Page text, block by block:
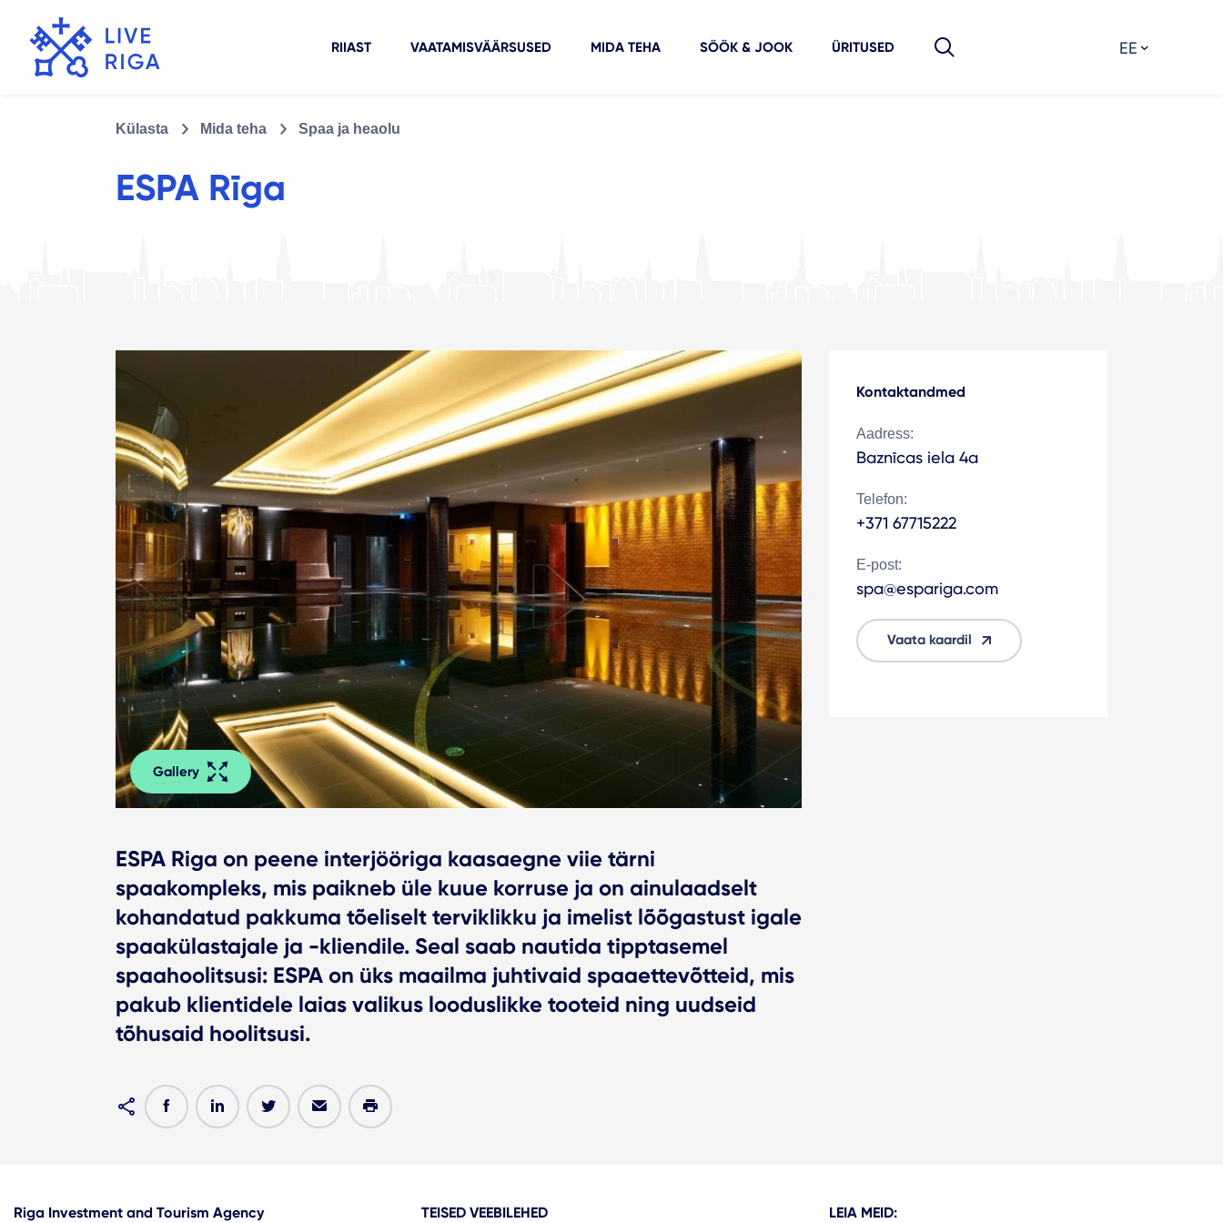
RIIAST VAATAMISVÄÄRSUSED MIDA TEHA SÖÖK & JOOK ÜRITUSED EE
Külasta Mida teha Spaa ja heaolu
ESPA Rīga
Gallery
ESPA Riga on peene interjööriga kaasaegne viie tärni
spaakompleks, mis paikneb üle kuue korruse ja on ainulaadselt
kohandatud pakkuma tõeliselt terviklikku ja imelist lõõgastust igale
spaakülastajale ja -kliendile. Seal saab nautida tipptasemel
spaahoolitsusi: ESPA on üks maailma juhtivaid spaaettevõtteid, mis
pakub klientidele laias valikus looduslikke tooteid ning uudseid
tõhusaid hoolitsusi.
Kontaktandmed
Aadress:
Baznīcas iela 4a
Telefon:
+371 67715222
E-post:
spa@espariga.com
Vaata kaardil
Riga Investment and Tourism Agency TEISED VEEBILEHED LEIA MEID: